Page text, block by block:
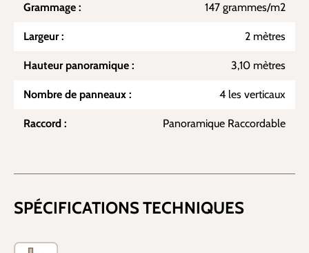
Grammage : 147 grammes/m2
Largeur : 2 mètres
Hauteur panoramique : 3,10 mètres
Nombre de panneaux : 4 les verticaux
Raccord : Panoramique Raccordable
SPÉCIFICATIONS TECHNIQUES